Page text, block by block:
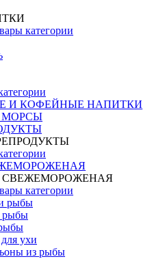
категории
И КОФЕЙНЫЕ НАПИТКИ
МОРСЫ
СВЕЖЕМОРОЖЕНАЯ
категории
рыбы
рыбы
ухи
из рыбы